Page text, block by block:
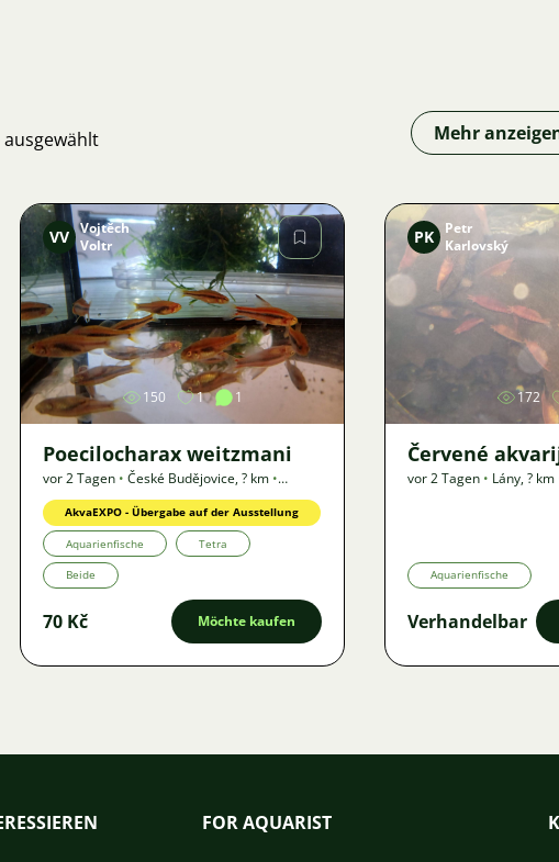
Mehr
Bild
VV Vojtěch
Voltr
150 1 1
Poecilocharax weitzmani
vor 2 Tagen • České Budějovice,? km •
Angebot
AkvaEXPO - Übergabe auf der Ausstellung
Aquarienfische Tetra
Beide
70 Kč Möchte kaufen
PK
Petr
Karlovský
172
Červené
vor 2 Tagen • Lány,? km
Aquarienfische
Verhandelbar
FOR AQUARIST